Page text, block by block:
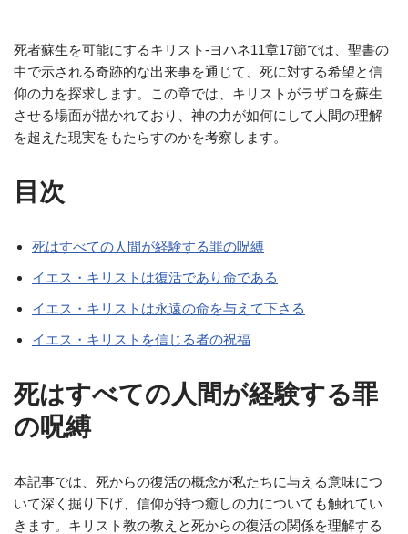
死者蘇生を可能にするキリスト-ヨハネ11章17節では、聖書の
中で示される奇跡的な出来事を通じて、死に対する希望と信
仰の力を探求します。この章では、キリストがラザロを蘇生
させる場面が描かれており、神の力が如何にして人間の理解
を超えた現実をもたらすのかを考察します。
目次
死はすべての人間が経験する罪の呪縛
イエス・キリストは復活であり命である
イエス・キリストは永遠の命を与えて下さる
イエス・キリストを信じる者の祝福
死はすべての人間が経験する罪
の呪縛
本記事では、死からの復活の概念が私たちに与える意味につ
いて深く掘り下げ、信仰が持つ癒しの力についても触れてい
きます。キリスト教の教えと死からの復活の関係を理解する